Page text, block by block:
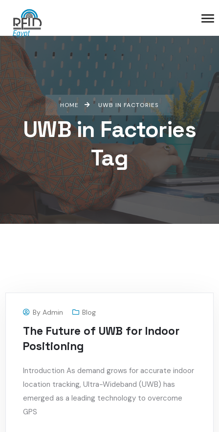
HOME UWB IN FACTORIES
UWB in Factories
Tag
ByAdmin Blog
The Future of UWB for Indoor
Positioning
Introduction As demand grows for accurate indoor
location tracking, Ultra-Wideband (UWB) has
emerged as a leading technology to overcome
GPS